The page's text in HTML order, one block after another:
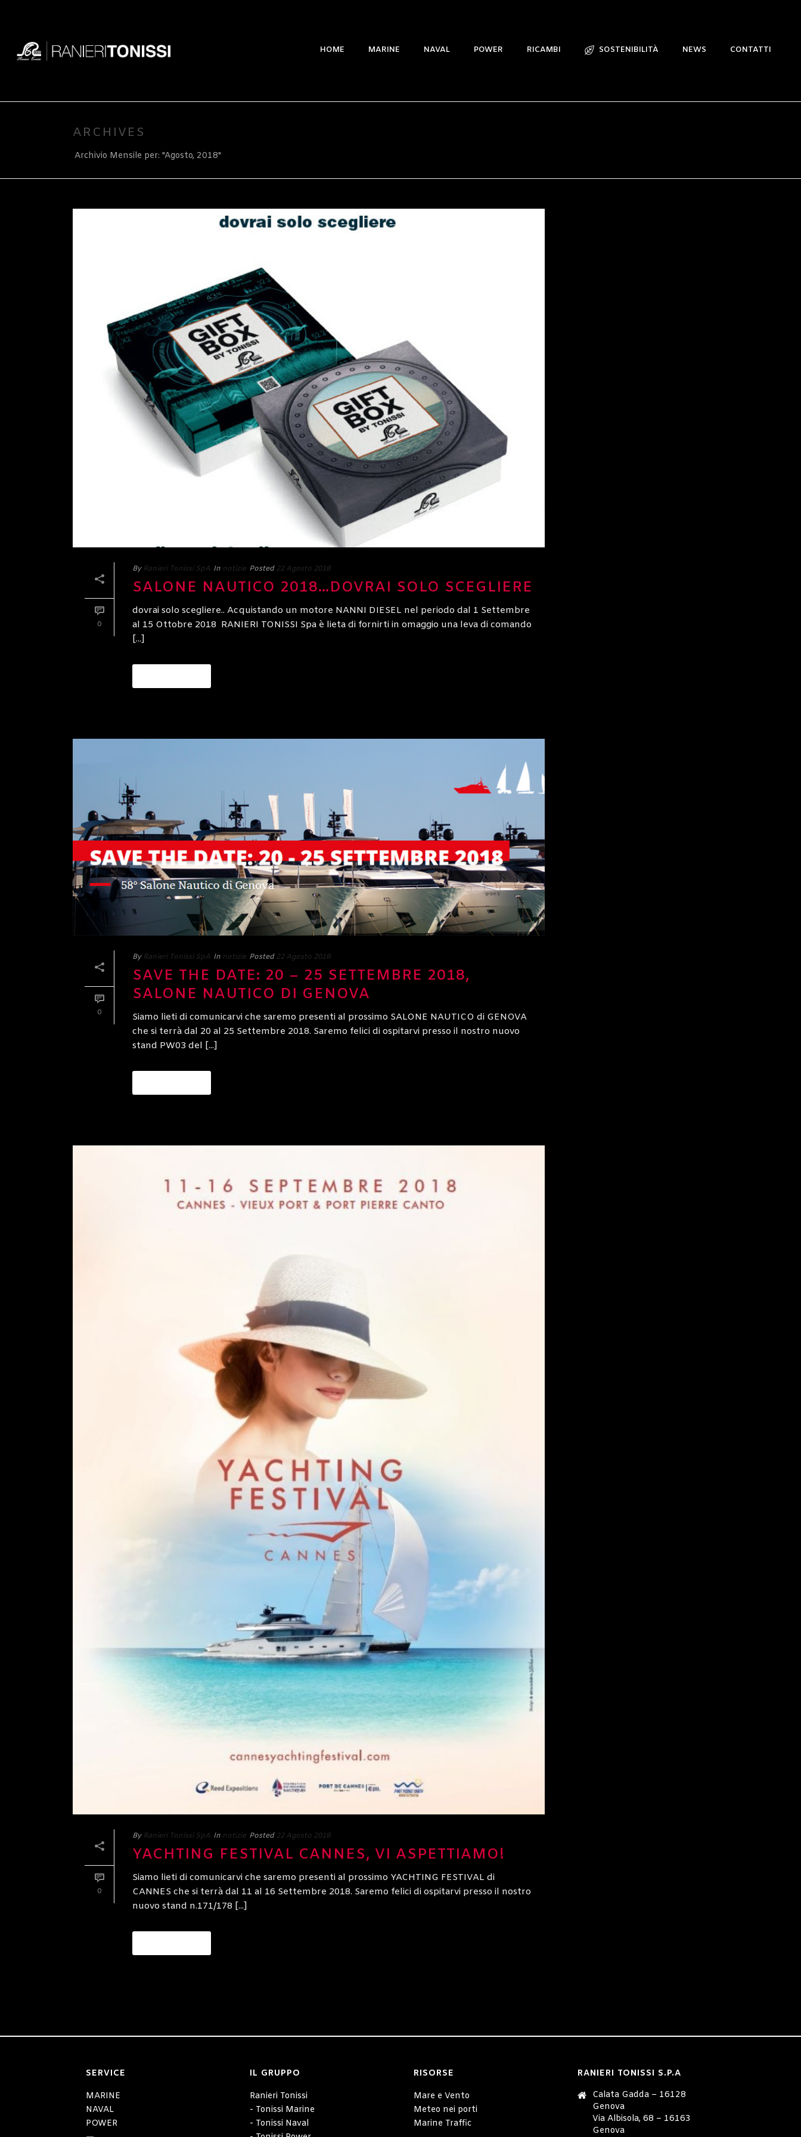
HOME MARINE NAVAL POWER RICAMBI SOSTENIBILITÀ NEWS CONTATTI
ARCHIVES
Archivio Mensile per: "Agosto, 2018"
0
By Ranieri Tonissi SpA In notizie Posted 22 Agosto 2018
SALONE NAUTICO 2018…DOVRAI SOLO SCEGLIERE
dovrai solo scegliere.. Acquistando un motore NANNI DIESEL nel periodo dal 1 Settembre
al 15 Ottobre 2018 RANIERI TONISSI Spa è lieta di fornirti in omaggio una leva di comando
[...]
0
By Ranieri Tonissi SpA In notizie Posted 22 Agosto 2018
SAVE THE DATE: 20 – 25 SETTEMBRE 2018,
SALONE NAUTICO DI GENOVA
Siamo lieti di comunicarvi che saremo presenti al prossimo SALONE NAUTICO di GENOVA
che si terrà dal 20 al 25 Settembre 2018. Saremo felici di ospitarvi presso il nostro nuovo
stand PW03 del [...]
0
By Ranieri Tonissi SpA In notizie Posted 22 Agosto 2018
YACHTING FESTIVAL CANNES, VI ASPETTIAMO!
Siamo lieti di comunicarvi che saremo presenti al prossimo YACHTING FESTIVAL di
CANNES che si terrà dal 11 al 16 Settembre 2018. Saremo felici di ospitarvi presso il nostro
nuovo stand n.171/178 [...]
SERVICE
MARINE
NAVAL
POWER
IL GRUPPO
Ranieri Tonissi
- Tonissi Marine
- Tonissi Naval
RISORSE
Mare e Vento
Meteo nei porti
Marine Traffic
RANIERI TONISSI S.P.A
Calata Gadda – 16128
Genova
Via Albisola, 68 – 16163
Genova